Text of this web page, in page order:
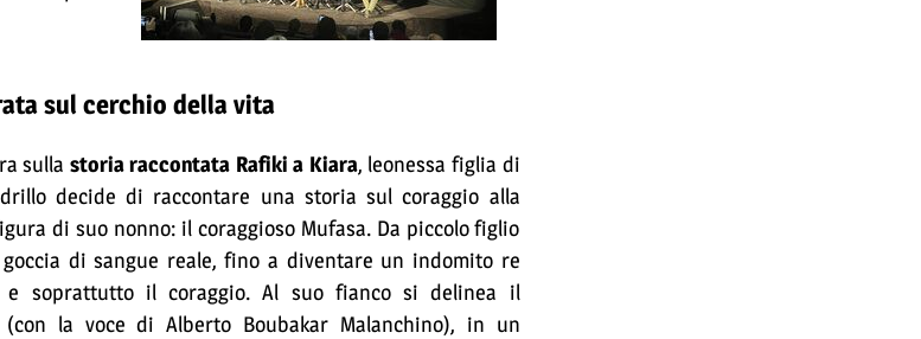
sul cerchio della vita
sulla storia raccontata Rafiki a Kiara, leonessa figlia di
decide di raccontare una storia sul coraggio alla
di suo nonno: il coraggioso Mufasa. Da piccolo figlio
di sangue reale, fino a diventare un indomito re
e soprattutto il coraggio. Al suo fianco si delinea il
(con la voce di Alberto Boubakar Malanchino), in un